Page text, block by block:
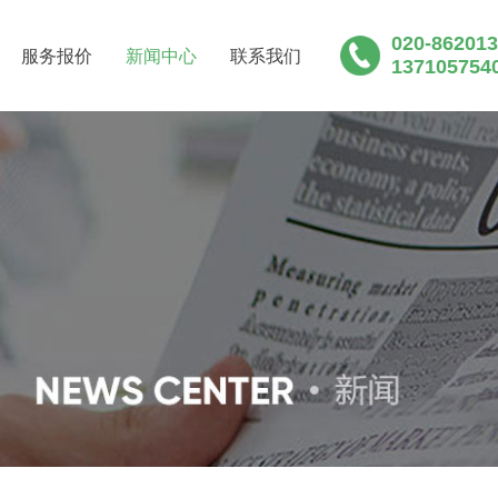
服务报价 新闻中心
清运粪便公司新闻_天河区黄埔区化粪池清理粪便清
沙区清理化粪池清掏粪便清运公司行业动态
联系我们
020-